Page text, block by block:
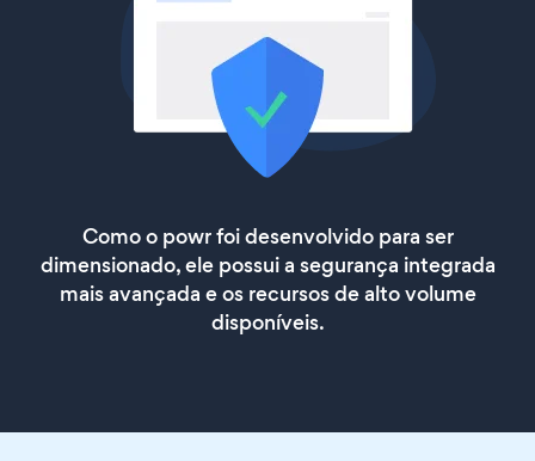
Como o powr foi desenvolvido para ser
dimensionado, ele possui a segurança integrada
mais avançada e os recursos de alto volume
disponíveis.